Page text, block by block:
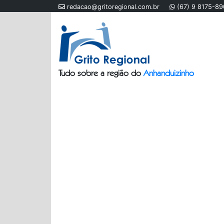
redacao@gritoregional.com.br (67) 9 8175-
Tudo sobre a região doAnhanduizinho